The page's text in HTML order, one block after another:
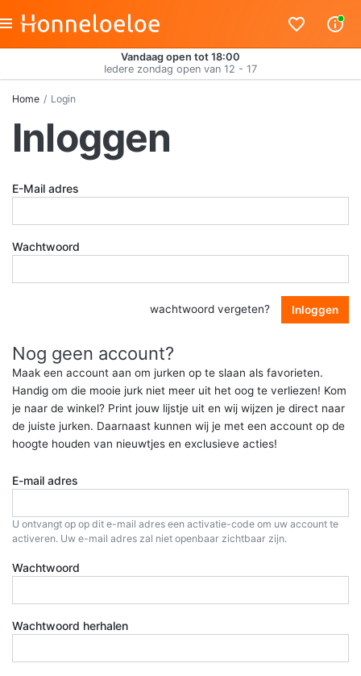
Vandaag open tot 18:00
Iedere zondag open van 12 - 17
Home Login
Inloggen
E-Mail adres
Wachtwoord
wachtwoord vergeten? Inloggen
Nog geen account?
Maak een account aan om jurken op te slaan als favorieten.
Handig om die mooie jurk niet meer uit het oog te verliezen! Kom
je naar de winkel? Print jouw lijstje uit en wij wijzen je direct naar
de juiste jurken. Daarnaast kunnen wij je met een account op de
hoogte houden van nieuwtjes en exclusieve acties!
E-mail adres
U ontvangt op op dit e-mail adres een activatie-code om uw account te
activeren. Uw e-mail adres zal niet openbaar zichtbaar zijn.
Wachtwoord
Wachtwoord herhalen